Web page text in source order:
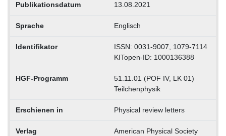
Publikationsdatum 13.08.2021
Sprache Englisch
Identifikator
ISSN: 0031-9007, 1079-7114
KITopen-ID: 1000136388
HGF-Programm
51.11.01 (POF IV, LK 01)
Teilchenphysik
Erschienen in Physical review letters
Verlag
American Physical Society